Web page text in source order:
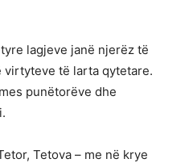
lagjeve janë njerëz të
virtyteve të larta qytetare.
punëtorëve dhe
Tetova – me në krye